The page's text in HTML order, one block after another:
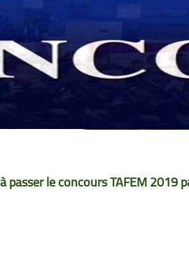
le concours TAFEM 2019